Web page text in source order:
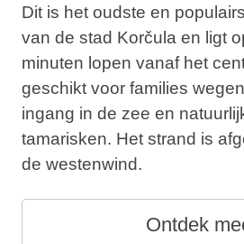
Dit is het oudste en
van de stad Korčula en ligt
minuten lopen vanaf het
geschikt voor families
ingang in de zee en
tamarisken. Het strand is
de westenwind.
Ontdek